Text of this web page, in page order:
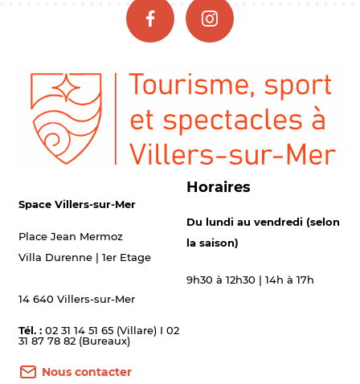
Space Villers-sur-Mer
Place Jean Mermoz
Villa Durenne | 1er Etage
14 640 Villers-sur-Mer
Tél. : 02 31 14 51 65 (Villare) I 02
31 87 78 82 (Bureaux)
Nous contacter
Horaires
Du lundi au vendredi (selon
la saison)
9h30 à 12h30 | 14h à 17h